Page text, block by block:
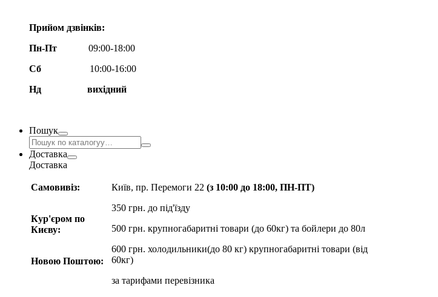
Прийом дзвінків:
Пн-Пт
09:00-18:00
Сб
10:00-16:00
Нд вихідний
Пошук
Доставка
Доставка
Самовивіз:
Кур'єром по
Києву:
Новою Поштою:
Київ, пр. Перемоги 22 (з 10:00 до 18:00, ПН-ПТ)
350 грн. до під'їзду
500 грн. крупногабаритні товари (до 60кг) та бойлери до 80л
600 грн. холодильники(до 80 кг) крупногабаритні товари (від
60кг)
за тарифами перевізника